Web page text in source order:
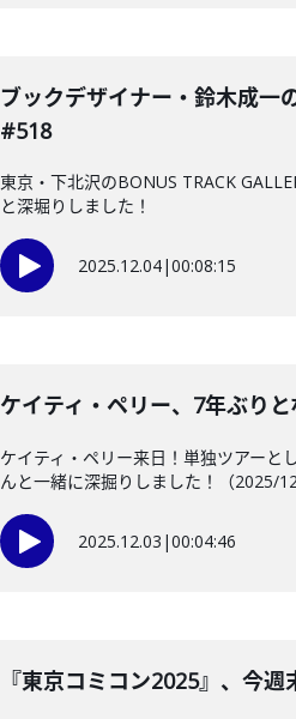
ブックデザイナー・鈴木成一
#518
東京・下北沢のBONUS TRACK
と深堀りしました！
2025.12.04|00:08:15
ケイティ・ペリー、7年ぶり
ケイティ・ペリー来日！単独ツアーと
んと一緒に深掘りしました！（2025/
2025.12.03 |00:04:46
『東京コミコン2025』、今